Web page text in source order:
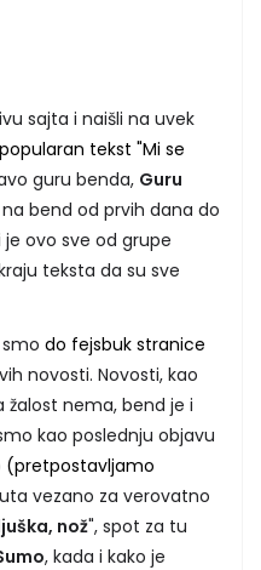
sajta i naišli na uvek
tekst "Mi se
guru benda, Guru
bend od prvih dana do
ovo sve od grupe
teksta da su sve
do fejsbuk stranice
novosti. Novosti, kao
nema, bend je i
kao poslednju objavu
(pretpostavljamo
vezano za verovatno
nož", spot za tu
, kada i kako je